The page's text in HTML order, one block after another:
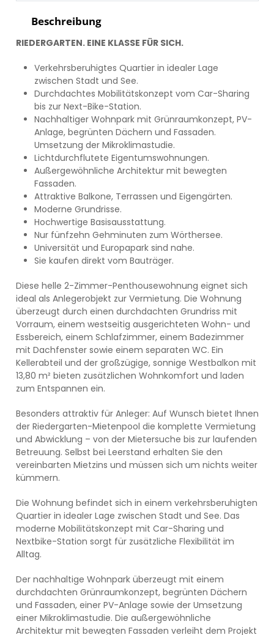
Beschreibung
RIEDERGARTEN. EINE KLASSE FÜR SICH.
Verkehrsberuhigtes Quartier in idealer Lage
zwischen Stadt und See.
Durchdachtes Mobilitätskonzept vom Car-Sharing
bis zur Next-Bike-Station.
Nachhaltiger Wohnpark mit Grünraumkonzept, PV-
Anlage, begrünten Dächern und Fassaden.
Umsetzung der Mikroklimastudie.
Lichtdurchflutete Eigentumswohnungen.
Außergewöhnliche Architektur mit bewegten
Fassaden.
Attraktive Balkone, Terrassen und Eigengärten.
Moderne Grundrisse.
Hochwertige Basisausstattung.
Nur fünfzehn Gehminuten zum Wörthersee.
Universität und Europapark sind nahe.
Sie kaufen direkt vom Bauträger.
Diese helle 2-Zimmer-Penthousewohnung eignet sich
ideal als Anlegerobjekt zur Vermietung. Die Wohnung
überzeugt durch einen durchdachten Grundriss mit
Vorraum, einem westseitig ausgerichteten Wohn- und
Essbereich, einem Schlafzimmer, einem Badezimmer
mit Dachfenster sowie einem separaten WC. Ein
Kellerabteil und der großzügige, sonnige Westbalkon mit
13,80 m² bieten zusätzlichen Wohnkomfort und laden
zum Entspannen ein.
Besonders attraktiv für Anleger: Auf Wunsch bietet Ihnen
der Riedergarten-Mietenpool die komplette Vermietung
und Abwicklung – von der Mietersuche bis zur laufenden
Betreuung. Selbst bei Leerstand erhalten Sie den
vereinbarten Mietzins und müssen sich um nichts weiter
kümmern.
Die Wohnung befindet sich in einem verkehrsberuhigten
Quartier in idealer Lage zwischen Stadt und See. Das
moderne Mobilitätskonzept mit Car-Sharing und
Nextbike-Station sorgt für zusätzliche Flexibilität im
Alltag.
Der nachhaltige Wohnpark überzeugt mit einem
durchdachten Grünraumkonzept, begrünten Dächern
und Fassaden, einer PV-Anlage sowie der Umsetzung
einer Mikroklimastudie. Die außergewöhnliche
Architektur mit bewegten Fassaden verleiht dem Projekt